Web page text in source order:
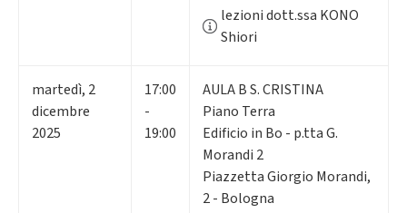
lezioni dott.ssa KONO
Shiori
martedì, 2
dicembre
2025
17:00
-
19:00
AULA B S. CRISTINA
Piano Terra
Edificio in Bo - p.tta G.
Morandi 2
Piazzetta Giorgio Morandi,
2 - Bologna